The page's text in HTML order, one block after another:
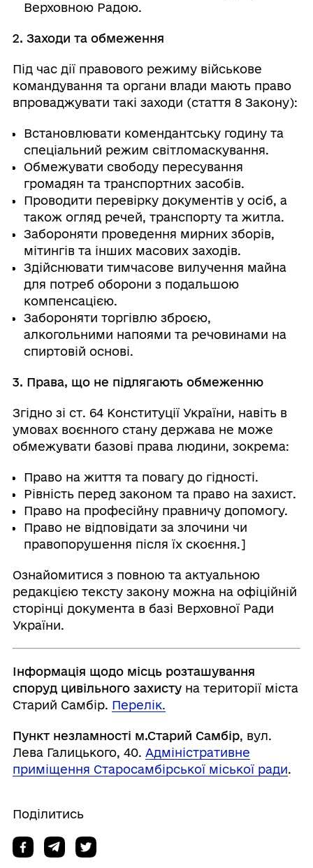
Верховною Радою.
2. Заходи та обмеження
Під час дії правового режиму військове
командування та органи влади мають право
впроваджувати такі заходи (стаття 8 Закону):
Встановлювати комендантську годину та
спеціальний режим світломаскування.
Обмежувати свободу пересування
громадян та транспортних засобів.
Проводити перевірку документів у осіб, а
також огляд речей, транспорту та житла.
Забороняти проведення мирних зборів,
мітингів та інших масових заходів.
Здійснювати тимчасове вилучення майна
для потреб оборони з подальшою
компенсацією.
Забороняти торгівлю зброєю,
алкогольними напоями та речовинами на
спиртовій основі.
3. Права, що не підлягають обмеженню
Згідно зі ст. 64 Конституції України, навіть в
умовах воєнного стану держава не може
обмежувати базові права людини, зокрема:
Право на життя та повагу до гідності.
Рівність перед законом та право на захист.
Право на професійну правничу допомогу.
Право не відповідати за злочини чи
правопорушення після їх скоєння.]
Ознайомитися з повною та актуальною
редакцією тексту закону можна на офіційній
сторінці документа в базі Верховної Ради
України.
Інформація щодо місць розташування
споруд цивільного захистуна території міста
Старий Самбір. Перелік.
Пункт незламності м.Старий Самбір, вул.
Лева Галицького, 40. Адміністративне
приміщення Старосамбірської міської ради.
Поділитись